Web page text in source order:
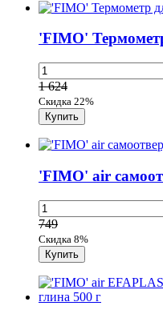
'FIMO'
1 624
Скидка 22%
'FIMO' air
749
Скидка 8%